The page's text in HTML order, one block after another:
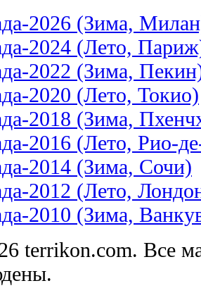
2026 (Зима,
2024 (Лето,
2022 (Зима,
2020 (Лето, Токио)
2018 (Зима,
2016 (Лето, Рио-
2014 (Зима, Сочи)
2012 (Лето,
2010 (Зима,
terrikon.com. Все